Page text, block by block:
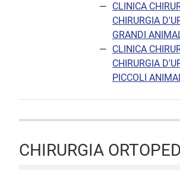
CLINICA
CHIRURGIA
GRANDI
CLINICA
CHIRURGIA
PICCOLI
CHIRURGIA